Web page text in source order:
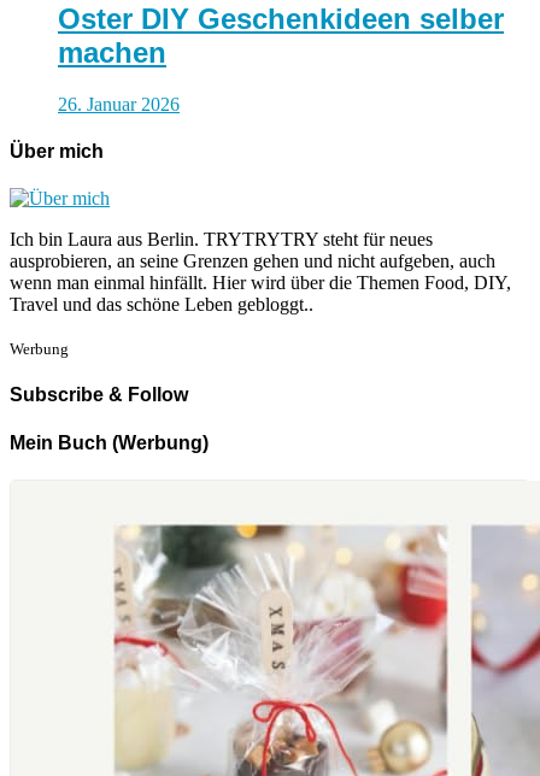
Oster DIY Geschenkideen selber
machen
26. Januar 2026
Über mich
Ich bin Laura aus Berlin. TRYTRYTRY steht für neues
ausprobieren, an seine Grenzen gehen und nicht aufgeben, auch
wenn man einmal hinfällt. Hier wird über die Themen Food, DIY,
Travel und das schöne Leben gebloggt..
Werbung
Subscribe & Follow
Mein Buch (Werbung)